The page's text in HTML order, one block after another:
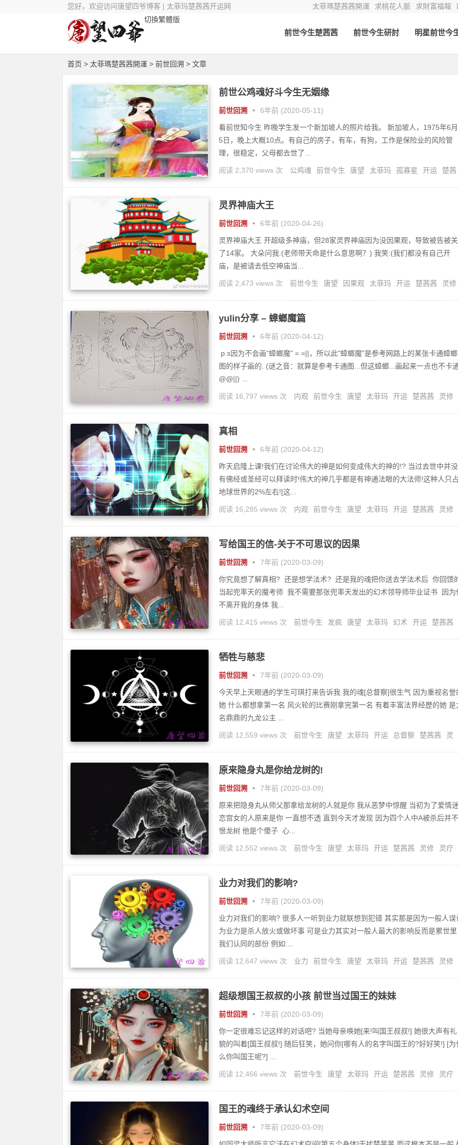
您好，欢迎访问唐望四爷博客 | 太菲玛楚茜茜开运网 太菲瑪楚茜茜開運 求桃花人脈 求財富福報
切換繁體版
前世今生楚茜茜 前世今生研討 明星前世今
首页 > 太菲瑪楚茜茜開運 > 前世回溯 > 文章
前世公鸡魂好斗今生无姻缘
前世回溯 • 6年前 (2020-05-11)
看前世知今生 昨晚学生发一个新加坡人的照片给我。 新加坡人，1975年6月
5日，晚上大概10点。有自己的房子，有车，有狗，工作是保险业的风险管
理，很稳定，父母都去世了...
阅读 2,370 views 次 公鸡魂 前世今生 唐望 太菲玛 孤寡星 开运
楚茜
灵界神庙大王
前世回溯 • 6年前 (2020-04-26)
灵界神庙大王 开超级多神庙，但28家灵界神庙因为没因果观，导致被告被关
了14家。 大朵问我:(老师带天命是什么意思啊？) 我笑:(我们都没有自己开
庙，是被请去低空神庙当...
阅读 2,473 views 次 前世今生 唐望 因果观 太菲玛 开运 楚茜茜
灵修
yulin分享 – 蟑螂魔篇
前世回溯 • 6年前 (2020-04-12)
p.s因为不会画"蟑螂魔" = =||，所以此"蟑螂魔"是参考网路上的某张卡通蟑螂
图的样子画的. (谜之音：就算是参考卡通图...但这蟑螂...画起来一点也不卡
@@||) ...
阅读 16,797 views 次 内观 前世今生 唐望 太菲玛 开运 楚茜茜
灵修
真相
前世回溯 • 6年前 (2020-04-12)
昨天启隆上课!我们在讨论伟大的神是如何变成伟大的神的!? 当过去世中并没
有佛经或圣经可以拜读时!伟大的神几乎都是有神通法眼的大法师!这种人只占
地球世界的2%左右![这...
阅读 16,285 views 次 内观 前世今生 唐望 太菲玛 开运 楚茜茜
灵修
写给国王的信-关于不可思议的因果
前世回溯 • 7年前 (2020-03-09)
你究竟想了解真相? 还是想学法术? 还是我的魂把你送去学法术后 你回馈
当起兜率天的魔考师 我不需要那张兜率天发出的幻术领导师毕业证书 因为
不离开我的身体 我...
阅读 12,415 views 次 前世今生 发疯 唐望 太菲玛 幻术 开运
楚茜茜
牺牲与慈悲
前世回溯 • 7年前 (2020-03-09)
今天早上天眼通的学生可琪打来告诉我 我的魂[总督察]很生气 因为重视名誉
她 什么都想拿第一名 风火轮的比赛刚拿完第一名 有着丰富法界经歷的她 是
名鼎鼎的九龙公主 ...
阅读 12,559 views 次 前世今生 唐望 太菲玛 开运 总督察 楚茜茜
灵
原来隐身丸是你给龙树的!
前世回溯 • 7年前 (2020-03-09)
原来把隐身丸从师父那拿给龙树的人就是你 我从恶梦中惊醒 当初为了爱情迷
恋宫女的人原来是你 一直想不透 直到今天才发现 因为四个人中A被杀后并不
恨龙树 他是个傻子 心...
阅读 12,552 views 次 前世今生 唐望 太菲玛 开运 楚茜茜 灵修
灵疗
业力对我们的影响?
前世回溯 • 7年前 (2020-03-09)
业力对我们的影响? 很多人一听到业力就联想到犯错 其实那是因为一般人误
为业力是杀人放火或做坏事 可是业力其实对一般人最大的影响反而是累世里
我们认同的部份 例如:...
阅读 12,647 views 次 业力 前世今生 唐望 太菲玛 开运 楚茜茜
灵修
超级想国王叔叔的小孩 前世当过国王的妹妹
前世回溯 • 7年前 (2020-03-09)
你一定很难忘记这样的对话吧? 当她母亲唤她[来!叫国王叔叔!] 她很大声有礼
貌的叫着[国王叔叔!] 随后狂笑，她问你[哪有人的名字叫国王的?好好笑!] [为
么你叫国王呢?] ...
阅读 12,466 views 次 前世今生 唐望 太菲玛 开运 楚茜茜 灵修
灵疗
国王的魂终于承认幻术空间
前世回溯 • 7年前 (2020-03-09)